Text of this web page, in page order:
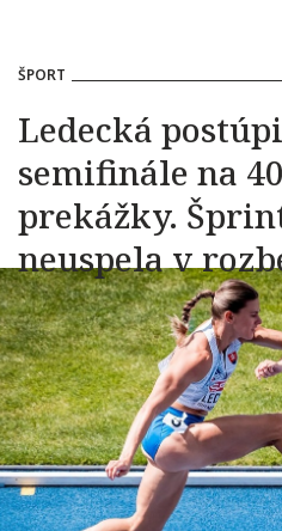
ŠPORT